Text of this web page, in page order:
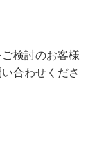
検討のお客様
合わせくださ